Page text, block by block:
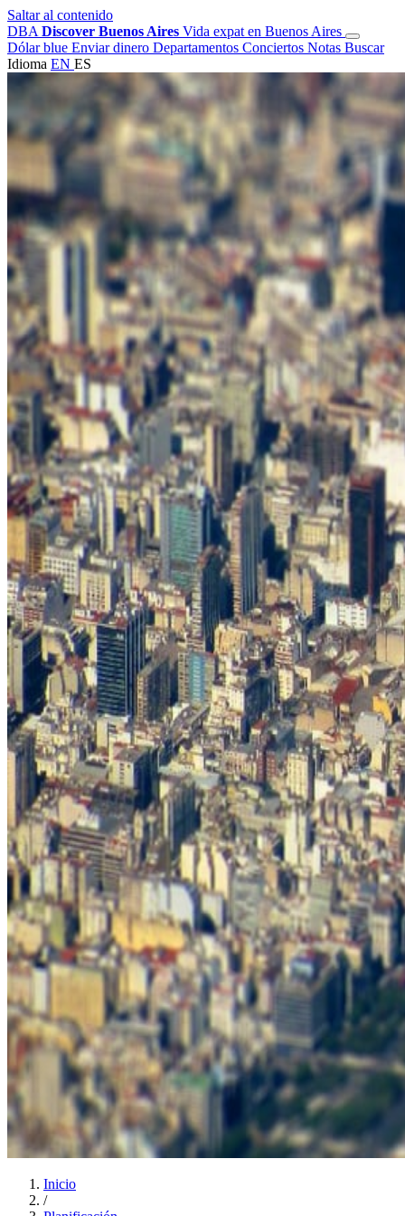
Saltar al contenido
DBA Discover Buenos Aires Vida expat en Buenos Aires
Dólar blue Enviar dinero Departamentos Conciertos Notas Buscar
Idioma EN ES
Inicio
/